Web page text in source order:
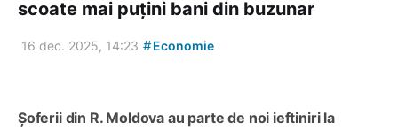
scoate mai puțini bani din buzunar
16 dec. 2025, 14:23 #Economie
Șoferii din R. Moldova au parte de noi ieftiniri la